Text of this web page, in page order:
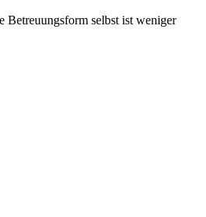
Betreuungsform selbst ist weniger